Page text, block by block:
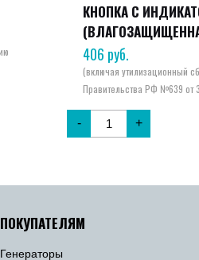
КНОПКА С
406 руб.
- +
ПОКУПАТЕЛЯМ
Генераторы